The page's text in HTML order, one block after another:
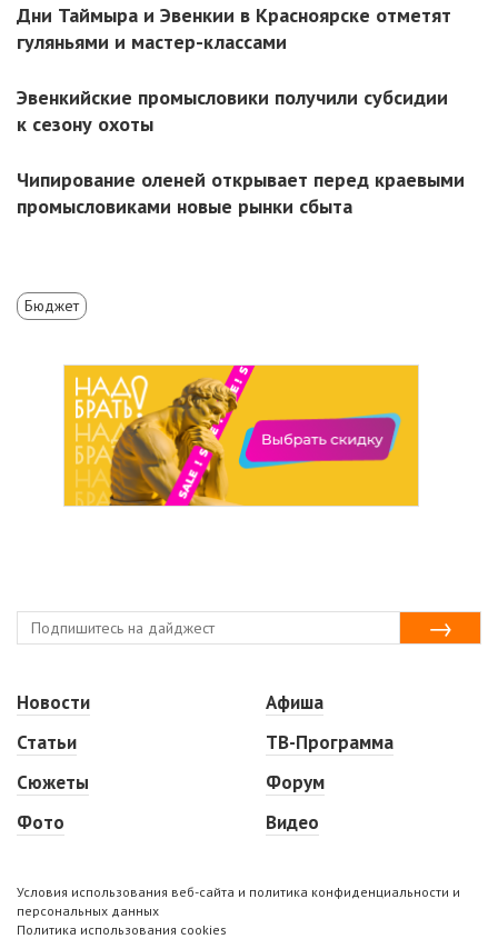
Дни Таймыра и Эвенкии в Красноярске отметят
гуляньями и мастер-классами
Эвенкийские промысловики получили субсидии
к сезону охоты
Чипирование оленей открывает перед краевыми
промысловиками новые рынки сбыта
Бюджет
Новости
Статьи
Сюжеты
Фото
Афиша
ТВ-Программа
Форум
Видео
Условия использования веб-сайта и политика конфиденциальности и
персональных данных
Политика использования cookies